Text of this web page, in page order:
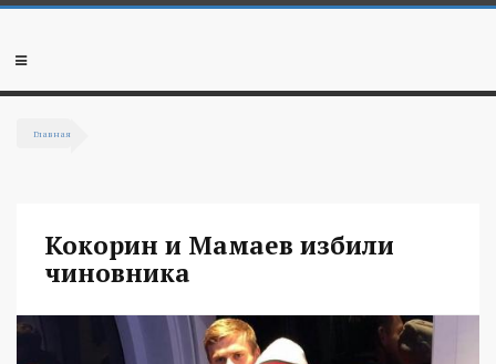
Перейти к основному содержанию
Мобильное
Главная
Кокорин и Мамаев избили
чиновника